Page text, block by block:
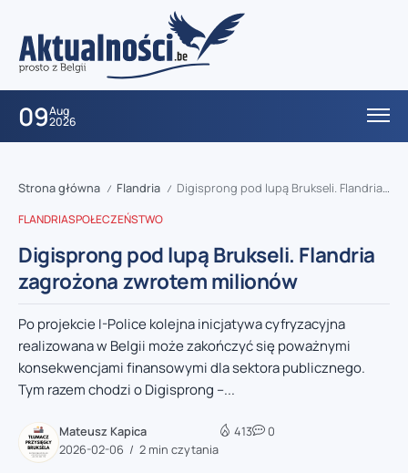
09Aug
2026
Strona główna / Flandria / Digisprong pod lupą Brukseli. Flandria zagrożona zwrotem milionów
FLANDRIASPOŁECZEŃSTWO
Digisprong pod lupą Brukseli. Flandria
zagrożona zwrotem milionów
Po projekcie I-Police kolejna inicjatywa cyfryzacyjna
realizowana w Belgii może zakończyć się poważnymi
konsekwencjami finansowymi dla sektora publicznego.
Tym razem chodzi o Digisprong –...
Mateusz Kapica
2026-02-06
2 min czytania
413 0